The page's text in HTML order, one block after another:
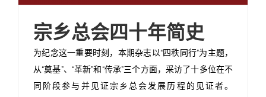
宗乡总会四十年简史
为纪念这一重要时刻，本期杂志以“四秩同行”为主题，
从“奠基”、“革新”和“传承”三个方面，采访了十多位在不
同阶段参与并见证宗乡总会发展历程的见证者。